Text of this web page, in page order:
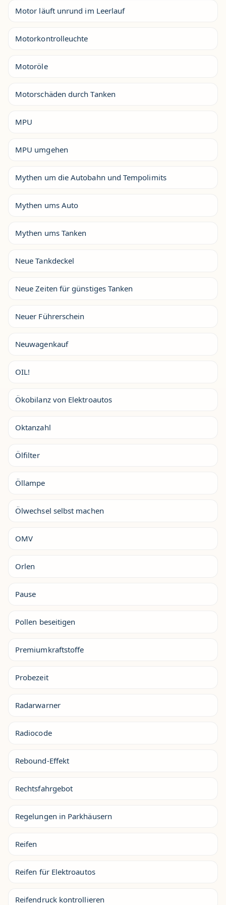
Motor läuft unrund im Leerlauf
Motorkontrolleuchte
Motoröle
Motorschäden durch Tanken
MPU
MPU umgehen
Mythen um die Autobahn und Tempolimits
Mythen ums Auto
Mythen ums Tanken
Neue Tankdeckel
Neue Zeiten für günstiges Tanken
Neuer Führerschein
Neuwagenkauf
OIL!
Ökobilanz von Elektroautos
Oktanzahl
Ölfilter
Öllampe
Ölwechsel selbst machen
OMV
Orlen
Pause
Pollen beseitigen
Premiumkraftstoffe
Probezeit
Radarwarner
Radiocode
Rebound-Effekt
Rechtsfahrgebot
Regelungen in Parkhäusern
Reifen
Reifen für Elektroautos
Reifendruck kontrollieren